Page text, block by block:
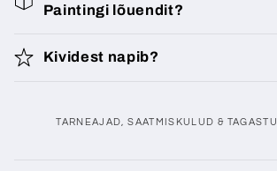
Paintingi lõuendit?
Kividest napib?
TARNEAJAD, SAATMISKULUD &